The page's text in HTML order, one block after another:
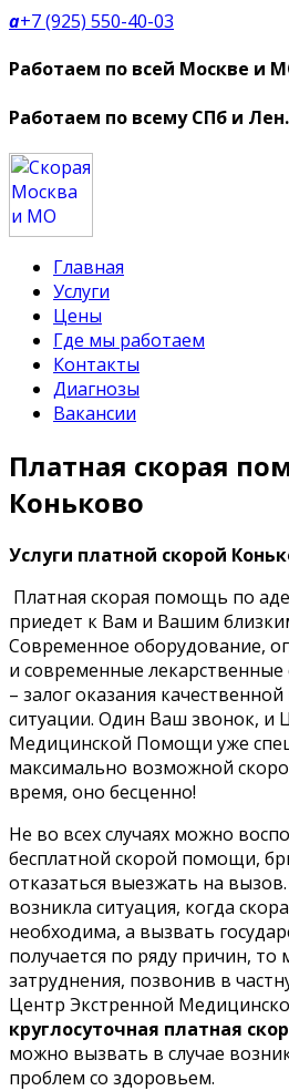
a+7 (925) 550-40-03
Работаем по всей Москве и
Работаем по всему СПб и
Главная
Услуги
Цены
Где мы работаем
Контакты
Диагнозы
Вакансии
Платная скорая
Коньково
Услуги платной скорой
Платная скорая помощь по
приедет к Вам и Вашим
Современное оборудование,
и современные лекарственные
– залог оказания
ситуации. Один Ваш звонок, и
Медицинской Помощи уже
максимально возможной
время, оно бесценно!
Не во всех случаях можно
бесплатной скорой помощи,
отказаться выезжать на
возникла ситуация, когда
необходима, а вызвать
получается по ряду причин,
затруднения, позвонив в
Центр Экстренной
круглосуточная платная
можно вызвать в случае
проблем со здоровьем.